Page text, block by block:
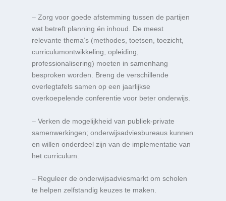
– Zorg voor goede afstemming tussen de partijen
wat betreft planning én inhoud. De meest
relevante thema’s (methodes, toetsen, toezicht,
curriculumontwikkeling, opleiding,
professionalisering) moeten in samenhang
besproken worden. Breng de verschillende
overlegtafels samen op een jaarlijkse
overkoepelende conferentie voor beter onderwijs.
– Verken de mogelijkheid van publiek-private
samenwerkingen; onderwijsadviesbureaus kunnen
en willen onderdeel zijn van de implementatie van
het curriculum.
– Reguleer de onderwijsadviesmarkt om scholen
te helpen zelfstandig keuzes te maken.